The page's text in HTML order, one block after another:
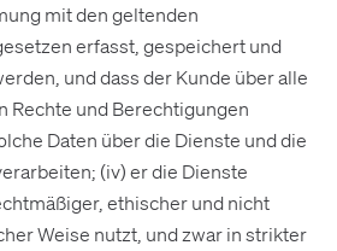
mit den geltenden
erfasst, gespeichert und
und dass der Kunde über alle
Rechte und Berechtigungen
Daten über die Dienste und die
(iv) er die Dienste
ethischer und nicht
Weise nutzt, und zwar in strikter